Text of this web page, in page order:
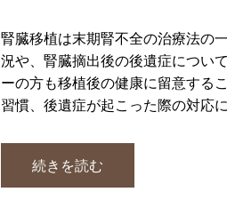
腎臓移植は末期腎不全の治療法の
況や、腎臓摘出後の後遺症につい
ーの方も移植後の健康に留意する
習慣、後遺症が起こった際の対応
続きを読む